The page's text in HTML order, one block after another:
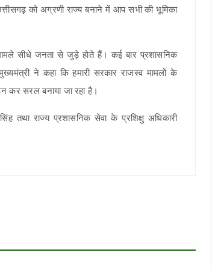
को अग्रणी राज्य बनाने में आप सभी की भूमिका
मामले सीधे जनता से जुड़े होते हैं। कई बार प्रशासनिक
ने कहा कि हमारी सरकार राजस्व मामलों के
कर सरल बनाया जा रहा है।
राज्य प्रशासनिक सेवा के प्रशिक्षु अधिकारी